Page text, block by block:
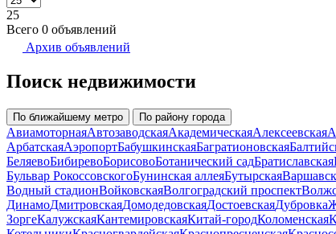
25
Всего 0 объявлений
Архив объявлений
Поиск недвижимости
По ближайшему метро По району города
АвиамоторнаяАвтозаводскаяАкадемическаяАлексеевская
АрбатскаяАэропортБабушкинскаяБагратионовская
БеляевоБибиревоБорисовоБотанический садБратиславская
Бульвар РокоссовскогоБунинская аллеяБутырская
Водный стадионВойковскаяВолгоградский проспект
ДинамоДмитровскаяДомодедовскаяДостоевскаяДубровка
ЗоргеКалужскаяКантемировскаяКитай-городКоломенская